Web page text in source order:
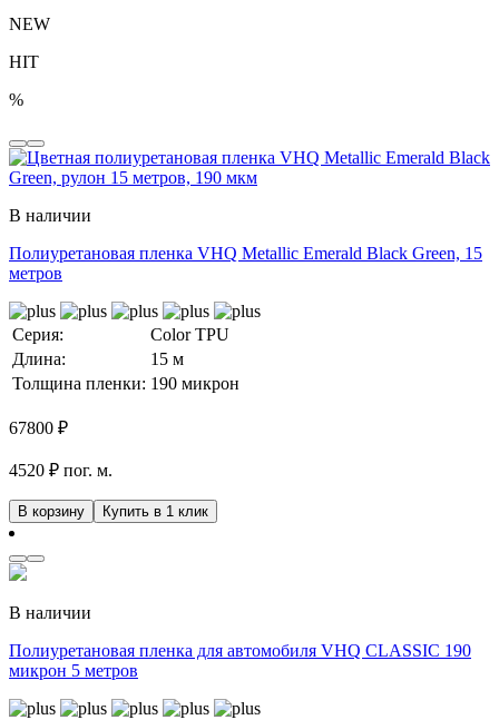
NEW
HIT
%
В наличии
Полиуретановая пленка VHQ Metallic Emerald Black Green, 15
метров
Серия:
Color TPU
Длина:
15 м
Толщина пленки: 190 микрон
67800 ₽
4520 ₽ пог. м.
В корзину Купить в 1 клик
В наличии
Полиуретановая пленка для автомобиля VHQ CLASSIC 190
микрон 5 метров